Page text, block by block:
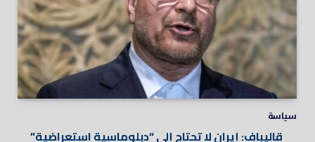
سياسة
قاليباف: إيران لا تحتاج إلى “دبلوماسية استعراضية”